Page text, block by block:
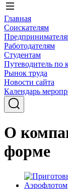
Главная
Соискателям
Работодателям
Студентам
Путеводитель по
Рынок труда
Новости сайта
Календарь
О
форме